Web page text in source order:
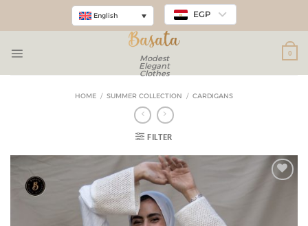
English EGP
Modest
Elegant
Clothes
0
HOME / SUMMER COLLECTION / CARDIGANS
FILTER